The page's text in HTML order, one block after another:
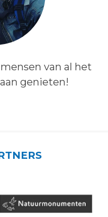
van al het
genieten!